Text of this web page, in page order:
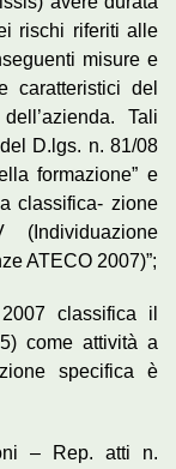
rischi riferiti alle
misure e
caratteristici del
Tali
D.lgs. n. 81/08
formazione” e
classifica- zione
ATECO 2007)”;
classifica il
come attività a
specifica è
– Rep. atti n.